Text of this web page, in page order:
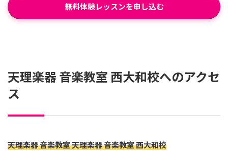
無料体験レッスンを申し込む
天理楽器 音楽教室 西大和校へのアクセ
ス
天理楽器 音楽教室 天理楽器 音楽教室 西大和校